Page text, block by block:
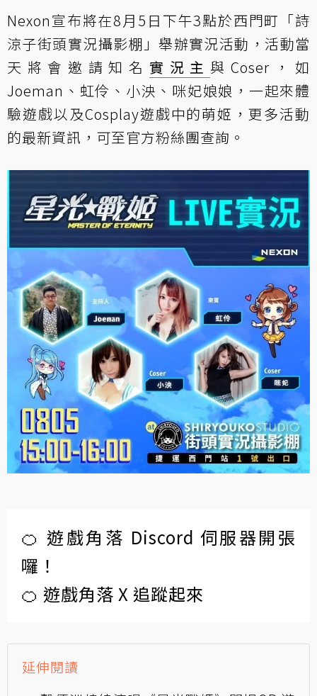
Nexon宣布將在8月5日下午3點於西門町「詩
涼子街頭實況攝影棚」舉辦實況活動，活動當
天將會邀請知名 實況主 與Coser，如
Joeman、虹伶、小泱、咪妃娘娘，一起來體
驗遊戲以及Cosplay遊戲中的萌姬，更多活動
的最新資訊，可至官方粉絲團查詢。
🍊 遊戲角落 Discord 伺服器開張
囉！
🍊 遊戲角落 X 追蹤起來
延伸閱讀